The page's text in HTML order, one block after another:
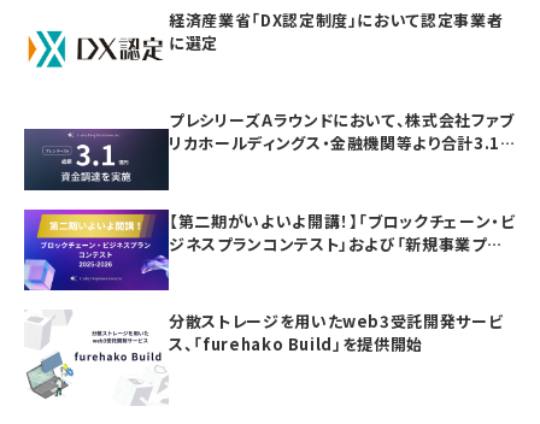
経済産業省「DX認定制度」において認定事業者
に選定
プレシリーズAラウンドにおいて、株式会社ファブ
リカホールディングス・金融機関等より合計3.1
【第二期がいよいよ開講！】「ブロックチェーン・ビ
ジネスプランコンテスト」および「新規事業プラ
分散ストレージを用いたweb3受託開発サービ
ス、「furehako Build」を提供開始